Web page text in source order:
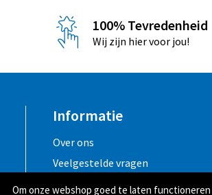
100% Tevredenheid
Wij zijn hier voor jou!
Informatie
Over ons
Veelgestelde vragen
Om onze webshop goed te laten functioneren